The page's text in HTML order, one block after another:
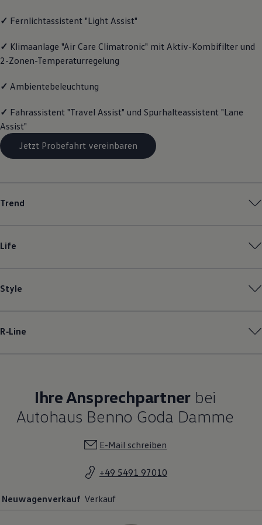
Lifestyle
Familie
Elektromobilität
Volkswagen R
Volkswagen Kundenbetreuung
✓ Fernlichtassistent "Light Assist"
✓ Klimaanlage "Air Care Climatronic" mit Aktiv-Kombifilter und
2-Zonen-Temperaturregelung
✓ Ambientebeleuchtung
✓ Fahrassistent "Travel Assist" und Spurhalteassistent "Lane
Assist"
Jetzt Probefahrt vereinbaren
Trend
Life
Style
R‑Line
Ihre Ansprechpartner bei
Autohaus Benno Goda Damme
E-Mail schreiben
+49 5491 97010
Neuwagenverkauf Verkauf